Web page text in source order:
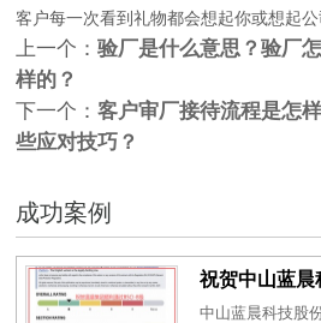
客户每一次看到礼物都会想起你或想起公
上一个：验厂是什么意思？验厂
样的？
下一个：客户审厂接待流程是怎
些应对技巧？
成功案例
中山蓝晨科技股